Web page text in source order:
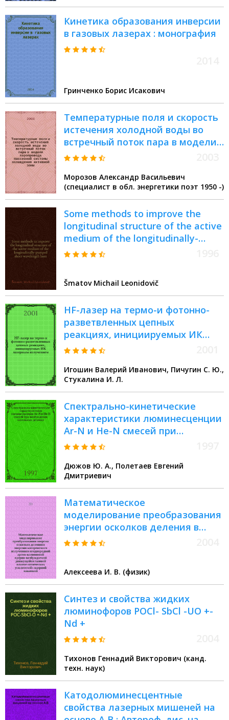
Кинетика образования инверсии
в газовых лазерах : монография
Гринченко Борис Исакович
Температурные поля и скорость
истечения холодной воды во
встречный поток пара в модели
паропровода пассивной системы
Морозов Александр Васильевич
(специалист в обл. энергетики поэт 1950 -)
Some methods to improve the
longitudinal structure of the active
medium of the longitudinally-
pumped short-wavelength laser
Šmatov Michail Leonidovič
HF-лазер на термо-и фотонно-
разветвленных цепных
реакциях, инициируемых ИК
лазерным излучением
Игошин Валерий Иванович, Пичугин С. Ю.,
Стукалина И. Л.
Спектрально-кинетические
характеристики люминесценции
Ar-N и He-N смесей при
возбуждении осколками
Дюжов Ю. А., Полетаев Евгений
Дмитриевич
Математическое
моделирование преобразования
энергии осколков деления в
энергию когерентного излучения
возбуждаемой движущейся
газовой плазме оптических
усилителей с ядерной накачкой
Алексеева И. В. (физик)
Синтез и свойства жидких
люминофоров POCl- SbCl -UO +-
Nd +
Тихонов Геннадий Викторович (канд.
техн. наук)
Катодолюминесцентные
свойства лазерных мишеней на